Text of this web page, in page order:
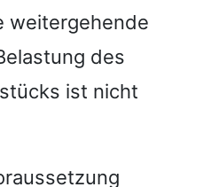
weitergehende
des
ist nicht